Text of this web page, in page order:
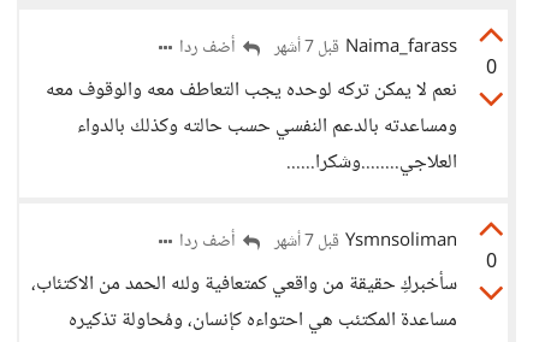
0
Naima_farass قبل 7 أشهر أضف ردا
نعم لا يمكن تركه لوحده يجب التعاطف معه والوقوف معه
ومساعدته بالدعم النفسي حسب حالته وكذلك بالدواء
العلاجي........وشكرا......
0
Ysmnsoliman قبل 7 أشهر أضف ردا
سأخبركِ حقيقة من واقعي كمتعافية ولله الحمد من الاكتئاب،
مساعدة المكتئب هي احتواءه كإنسان، ومُحاولة تذكيره